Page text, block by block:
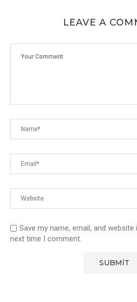
LEAVE A
Save my name, email, and
next time I comment.